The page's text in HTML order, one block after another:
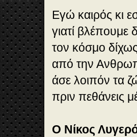
Εγώ καιρός κι
γιατί βλέπουμε
τον κόσμο δίχως
από την
άσε λοιπόν τα
πριν πεθάνεις
Ο Νίκος